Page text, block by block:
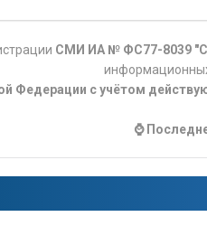
СМИ ИА № ФС77-8039
Федерации с учётом
⌚